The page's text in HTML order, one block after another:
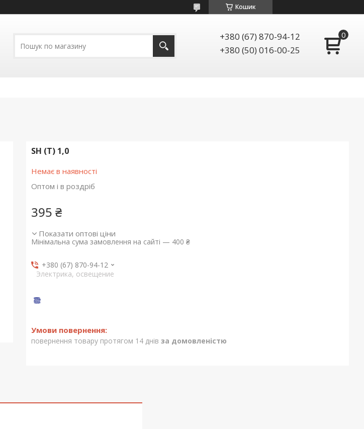
Кошик
+380 (67) 870-94-12
+380 (50) 016-00-25
SH (Т) 1,0
Немає в наявності
Оптом і в роздріб
395 ₴
Показати оптові ціни
Мінімальна сума замовлення на сайті — 400 ₴
+380 (67) 870-94-12
Электрика, освещение
повернення товару протягом 14 днів за домовленістю